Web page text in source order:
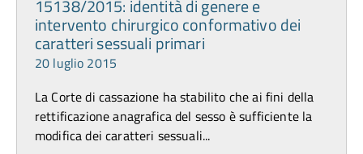
15138/2015: identità di genere e
intervento chirurgico conformativo dei
caratteri sessuali primari
20 luglio 2015
La Corte di cassazione ha stabilito che ai fini della
rettificazione anagrafica del sesso è sufficiente la
modifica dei caratteri sessuali...